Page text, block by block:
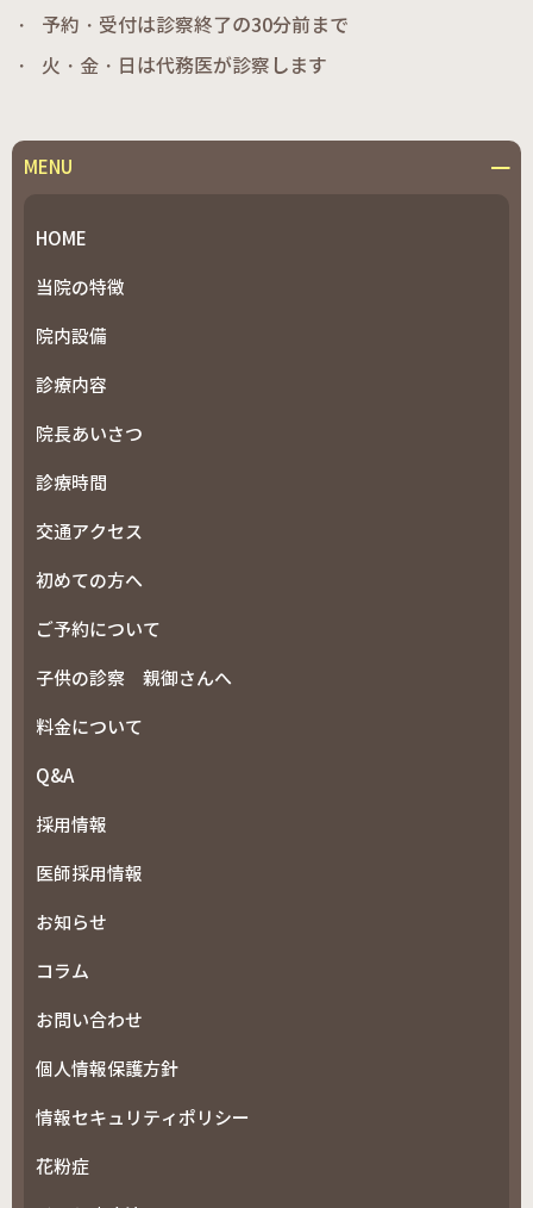
予約・受付は診察終了の30分前まで
火・金・日は代務医が診察します
MENU
HOME
当院の特徴
院内設備
診療内容
院長あいさつ
診療時間
交通アクセス
初めての方へ
ご予約について
子供の診察 親御さんへ
料金について
Q&A
採用情報
医師採用情報
お知らせ
コラム
お問い合わせ
個人情報保護方針
情報セキュリティポリシー
花粉症